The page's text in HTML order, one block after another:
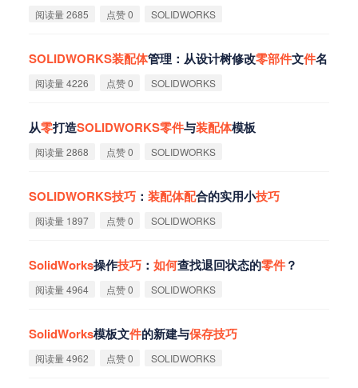
阅读量 2685 点赞 0 SOLIDWORKS
SOLIDWORKS装配体管理：从设计树修改零部件文件名
阅读量 4226 点赞 0 SOLIDWORKS
从零打造SOLIDWORKS零件与装配体模板
阅读量 2868 点赞 0 SOLIDWORKS
SOLIDWORKS技巧 ： 装配体配合的实用小技巧
阅读量 1897 点赞 0 SOLIDWORKS
SolidWorks操作技巧 ： 如何查找退回状态的零件？
阅读量 4964 点赞 0 SOLIDWORKS
SolidWorks模板文件的新建与保存技巧
阅读量 4962 点赞 0 SOLIDWORKS